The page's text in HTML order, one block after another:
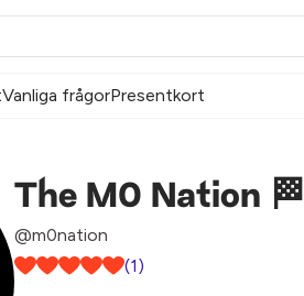
Vanliga frågorPresentkort
The M0 Nation 🏁
@m0nation
(1)